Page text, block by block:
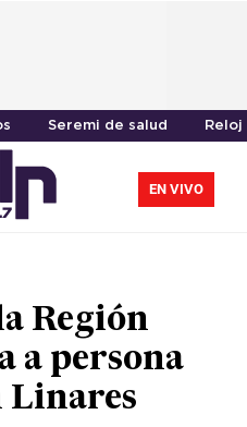
Seremi de salud Reloj
EN VIVO
Región
a persona
Linares